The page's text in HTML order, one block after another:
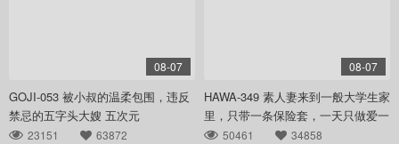
08-07
GOJI-053 被小叔的温柔包围，违反
禁忌的五字头大嫂 五次元
23151 63872
08-07
HAWA-349 素人妻来到一般大学生家
里，只带一条保险套，一天只做爱一
次还不满足，在住 及川うみ コスモ
50461 34858